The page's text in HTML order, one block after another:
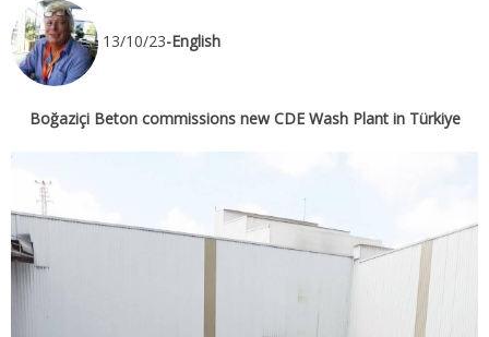
13/10/23-English
Boğaziçi Beton commissions new CDE Wash Plant in Türkiye